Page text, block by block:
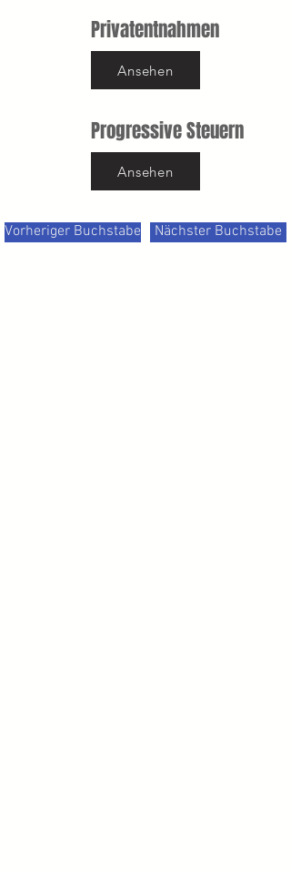
Privatentnahmen
Ansehen
Progressive Steuern
Ansehen
Vorheriger Buchstabe Nächster Buchstabe